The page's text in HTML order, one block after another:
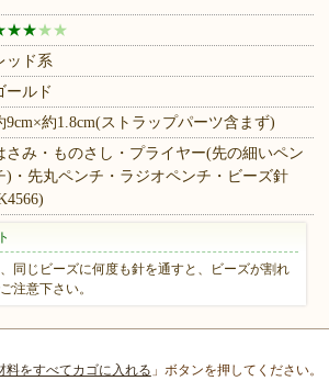
★★ ★ ★
ッド系
ールド
9cm×約1.8cm(ストラップパーツ含まず)
さみ・ものさし・プライヤー(先の細いペン
)・先丸ペンチ・ラジオペンチ・ビーズ針
同じビーズに何度も針を通すと、ビーズが割れ
注意下さい。
料をすべてカゴに入れる 」ボタンを押してください。